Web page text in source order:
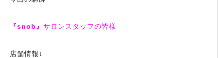
『snob』 サロンスタッフの皆様
店舗情報↓